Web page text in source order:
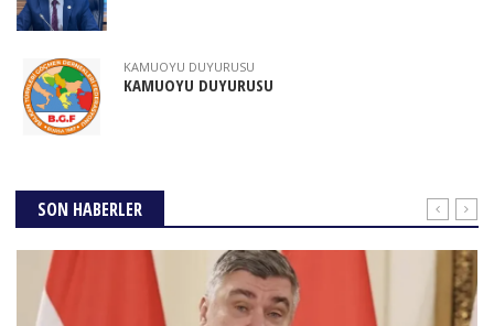
KAMUOYU DUYURUSU
KAMUOYU DUYURUSU
SON HABERLER